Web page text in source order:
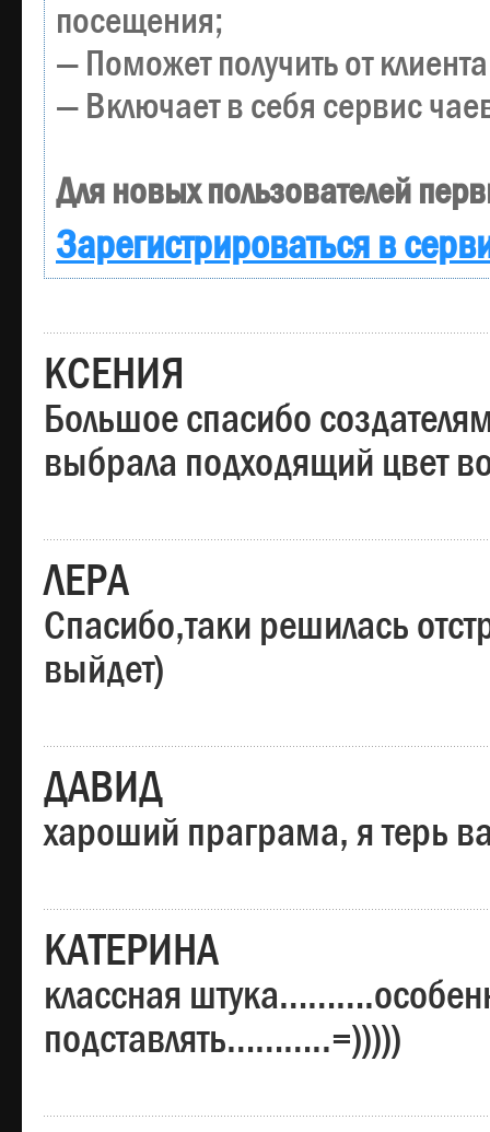
посещения;
— Поможет получить от
— Включает в себя сервис
Для новых пользователей
Зарегистрироваться в
КСЕНИЯ
Большое спасибо
выбрала подходящий цвет
ЛЕРА
Спасибо,таки решилась
выйдет)
ДАВИД
хароший праграма, я терь
КАТЕРИНА
классная
подставлять………..=)))))